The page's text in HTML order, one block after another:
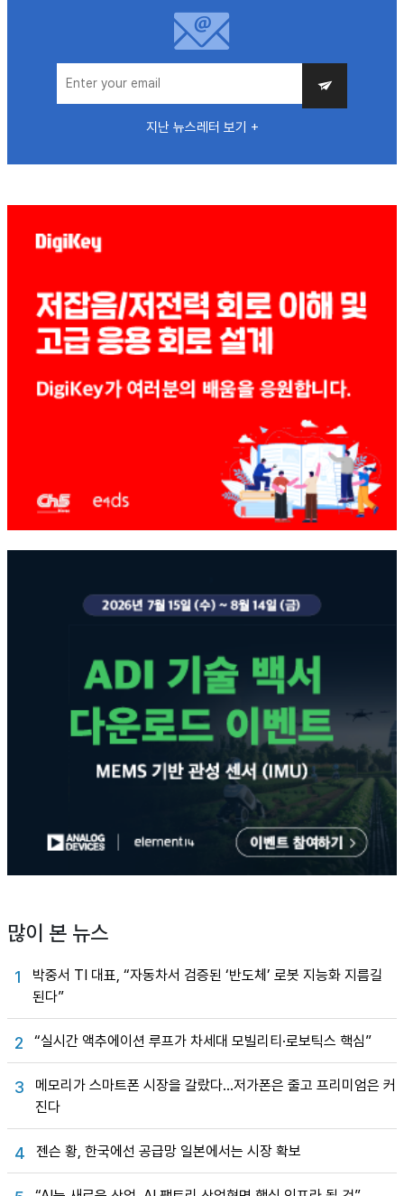
지난 뉴스레터 보기 +
많이 본 뉴스
1
박중서 TI 대표, “자동차서 검증된 ‘반도체’ 로봇 지능화 지름길
된다”
2 “실시간 액추에이션 루프가 차세대 모빌리티·로보틱스 핵심”
3
메모리가 스마트폰 시장을 갈랐다…저가폰은 줄고 프리미엄은 커
진다
4 젠슨 황, 한국에선 공급망 일본에서는 시장 확보